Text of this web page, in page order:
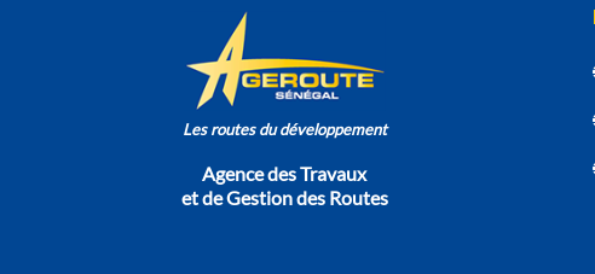
Les routes du développement
Agence des Travaux
et de Gestion des Routes